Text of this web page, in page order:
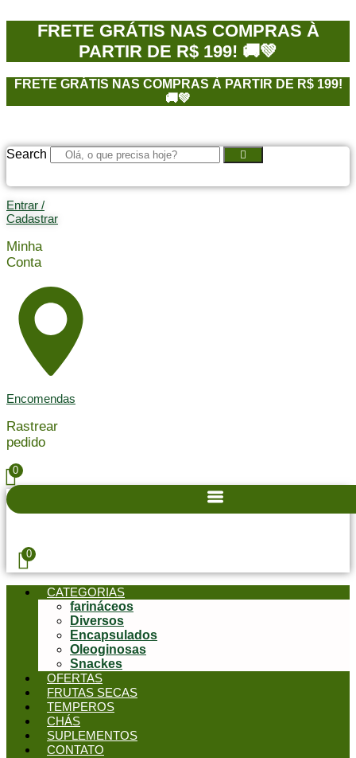
FRETE GRÁTIS NAS COMPRAS À
PARTIR DE R$ 199! 🚚💚
FRETE GRÁTIS NAS COMPRAS À PARTIR DE R$ 199!
🚚💚
Search
Entrar /
Cadastrar
Minha
Conta
Encomendas
Rastrear
pedido
0
0
CATEGORIAS
farináceos
Diversos
Encapsulados
Oleoginosas
Snackes
OFERTAS
FRUTAS SECAS
TEMPEROS
CHÁS
SUPLEMENTOS
CONTATO